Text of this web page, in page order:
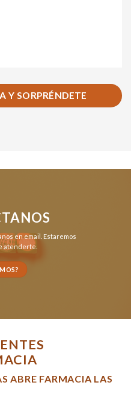
Y SORPRÉNDETE
en email . Estaremos
atenderte.
ABRE FARMACIA LAS